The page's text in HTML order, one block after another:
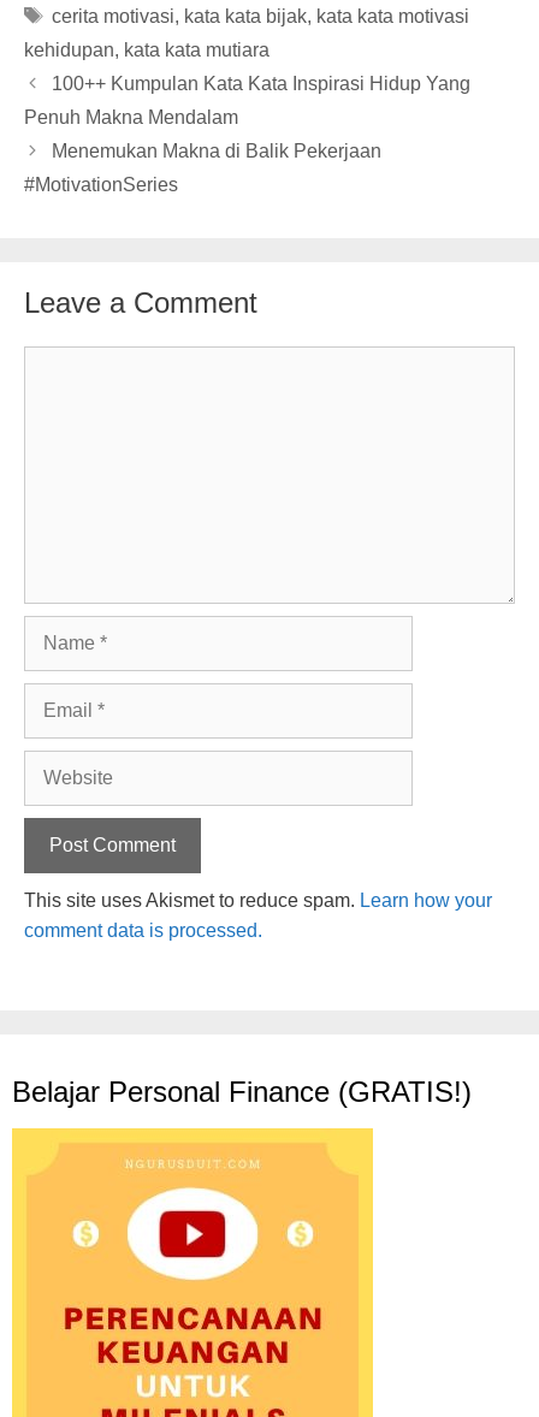
Tags
cerita motivasi, kata kata bijak, kata kata motivasi
kehidupan, kata kata mutiara
100++ Kumpulan Kata Kata Inspirasi Hidup Yang
Penuh Makna Mendalam
Menemukan Makna di Balik Pekerjaan
#MotivationSeries
Leave a Comment
This site uses Akismet to reduce spam. Learn how your
comment data is processed.
Belajar Personal Finance (GRATIS!)